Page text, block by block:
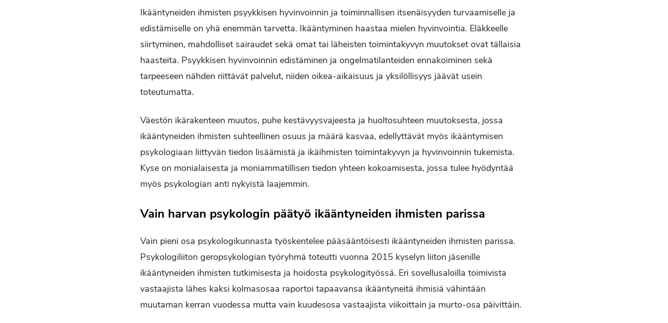
Ikääntyneiden ihmisten psyykkisen hyvinvoinnin ja toiminnallisen itsenäisyyden turvaamiselle ja
edistämiselle on yhä enemmän tarvetta. Ikääntyminen haastaa mielen hyvinvointia. Eläkkeelle
siirtyminen, mahdolliset sairaudet sekä omat tai läheisten toimintakyvyn muutokset ovat tällaisia
haasteita. Psyykkisen hyvinvoinnin edistäminen ja ongelmatilanteiden ennakoiminen sekä
tarpeeseen nähden riittävät palvelut, niiden oikea-aikaisuus ja yksilöllisyys jäävät usein
toteutumatta.
Väestön ikärakenteen muutos, puhe kestävyysvajeesta ja huoltosuhteen muutoksesta, jossa
ikääntyneiden ihmisten suhteellinen osuus ja määrä kasvaa, edellyttävät myös ikääntymisen
psykologiaan liittyvän tiedon lisäämistä ja ikäihmisten toimintakyvyn ja hyvinvoinnin tukemista.
Kyse on monialaisesta ja moniammatillisen tiedon yhteen kokoamisesta, jossa tulee hyödyntää
myös psykologian anti nykyistä laajemmin.
Vain harvan psykologin päätyö ikääntyneiden ihmisten parissa
Vain pieni osa psykologikunnasta työskentelee pääsääntöisesti ikääntyneiden ihmisten parissa.
Psykologiliiton geropsykologian työryhmä toteutti vuonna 2015 kyselyn liiton jäsenille
ikääntyneiden ihmisten tutkimisesta ja hoidosta psykologityössä. Eri sovellusaloilla toimivista
vastaajista lähes kaksi kolmasosaa raportoi tapaavansa ikääntyneitä ihmisiä vähintään
muutaman kerran vuodessa mutta vain kuudesosa vastaajista viikoittain ja murto-osa päivittäin.